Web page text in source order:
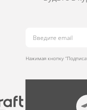
Нажимая кнопку